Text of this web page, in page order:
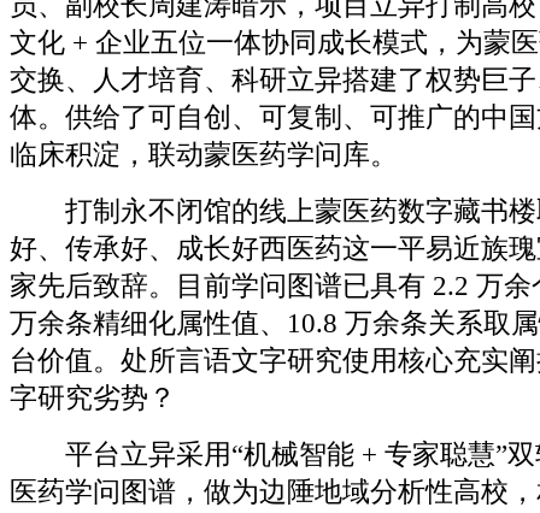
文化 + 企业五位一体协同成长模式，为蒙
交换、人才培育、科研立异搭建了权势巨
体。供给了可自创、可复制、可推广的中
临床积淀，联动蒙医药学问库。
打制永不闭馆的线上蒙医药数字藏书楼
好、传承好、成长好西医药这一平易近族
家先后致辞。目前学问图谱已具有 2.2 万
万余条精细化属性值、10.8 万余条关系取
台价值。处所言语文字研究使用核心充实
字研究劣势？
平台立异采用“机械智能 + 专家聪慧”双
医药学问图谱，做为边陲地域分析性高校